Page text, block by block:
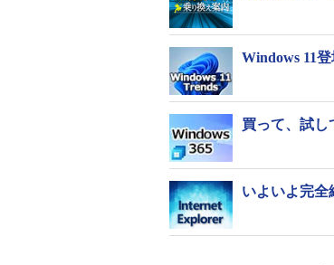
Windows 11
買って、試し
いよいよ完